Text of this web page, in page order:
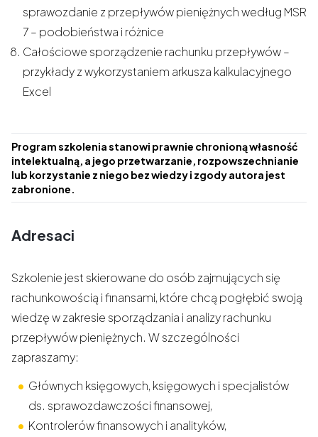
sprawozdanie z przepływów pieniężnych według MSR
7 – podobieństwa i różnice
Całościowe sporządzenie rachunku przepływów –
przykłady z wykorzystaniem arkusza kalkulacyjnego
Excel
Program szkolenia stanowi prawnie chronioną własność
intelektualną, a jego przetwarzanie, rozpowszechnianie
lub korzystanie z niego bez wiedzy i zgody autora jest
zabronione.
Adresaci
Szkolenie jest skierowane do osób zajmujących się
rachunkowością i finansami, które chcą pogłębić swoją
wiedzę w zakresie sporządzania i analizy rachunku
przepływów pieniężnych. W szczególności
zapraszamy:
Głównych księgowych, księgowych i specjalistów
ds. sprawozdawczości finansowej,
Kontrolerów finansowych i analityków,